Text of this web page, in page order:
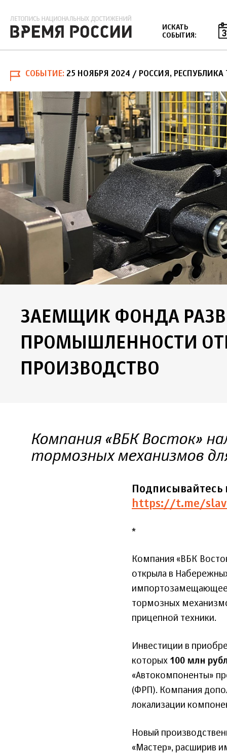
ИСКАТЬ
СОБЫТИЯ:
СОБЫТИЕ 25 НОЯБРЯ 2024 / РОССИЯ, РЕСПУБЛИКА
ЗАЕМЩИК ФОНДА
ПРОМЫШЛЕННОСТИ
ПРОИЗВОДСТВО
Компания «ВБК Восток»
тормозных механизмов
https://t.me/
*
Компания «ВБК
открыла в
импортозамещающее
тормозных
прицепной техники.
Инвестиции в
которых 100 млн
«Автокомпоненты»
(ФРП). Компания
локализации
Новый
«Мастер», расширив